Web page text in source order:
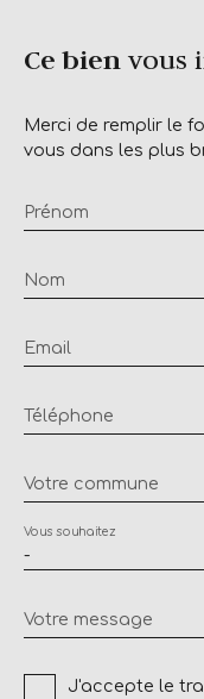
Ce bien vous
Merci de remplir le
vous dans les plus
Prénom
Nom
Email
Téléphone
Votre commune
-
Vous souhaitez
Votre message
J'accepte le